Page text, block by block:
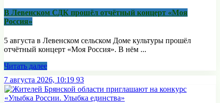
В Левенском СДК прошёл отчётный концерт «Моя
Россия»
5 августа в Левенском сельском Доме культуры прошёл
отчётный концерт «Моя Россия». В нём ...
Читать далее
7 августа 2026, 10:19 93